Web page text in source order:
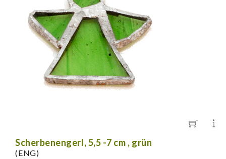
Scherbenengerl, 5,5 -7 cm , grün
(ENG)